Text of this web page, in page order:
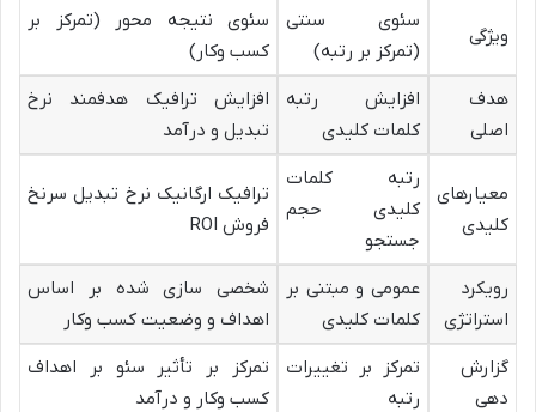
ویژگی
سئوی سنتی
(تمرکز بر رتبه)
سئوی نتیجه محور (تمرکز بر
کسب وکار)
هدف
اصلی
افزایش رتبه
کلمات کلیدی
افزایش ترافیک هدفمند نرخ
تبدیل و درآمد
معیارهای
کلیدی
رتبه کلمات
کلیدی حجم
جستجو
ترافیک ارگانیک نرخ تبدیل سرنخ
فروش ROI
رویکرد
استراتژی
عمومی و مبتنی بر
کلمات کلیدی
شخصی سازی شده بر اساس
اهداف و وضعیت کسب وکار
گزارش
دهی
تمرکز بر تغییرات
رتبه
تمرکز بر تأثیر سئو بر اهداف
کسب وکار و درآمد